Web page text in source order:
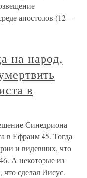
апостолов (12—
на народ,
в
Синедриона
в Ефраим 45. Тогда
и видевших, что
А некоторые из
сделал Иисус.